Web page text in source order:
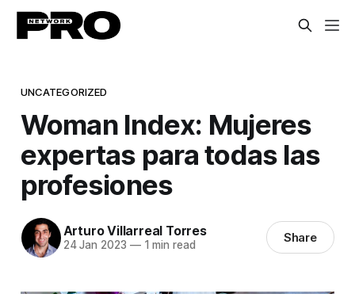
UNCATEGORIZED
Woman Index: Mujeres
expertas para todas las
profesiones
Arturo Villarreal Torres
24 Jan 2023 —1 min read Share